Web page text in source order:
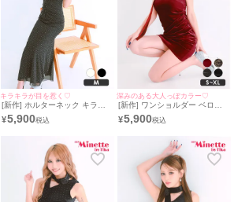
キラキラが目を惹く♡
[新作] ホルターネック キラキ
ラ 背中魅せ ロングドレス (ね
おん着用/Mサイズ対応) |
¥5,900
深みのある大人っぽカラー♡
[新作] ワンショルダー ベロア
ワインレッド スカーフ タイト
ドレス (みのり着用/S~XLサイ
¥5,900